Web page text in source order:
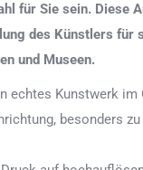
für Sie sein. Diese
des Künstlers für
und Museen.
echtes Kunstwerk im
besonders